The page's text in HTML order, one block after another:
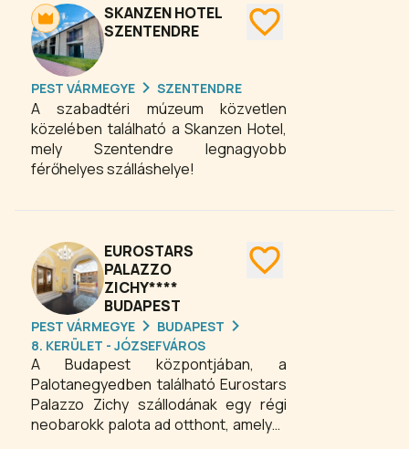
pedig gondoskodik róla, hogy minden
étkezés emlékezetes legyen
minőségi alapanyagokkal, modern
fogásokkal és valódi figyelemmel.
Közel vagyunk Budapesthez és a
repülőtérhez.
SKANZEN HOTEL
SZENTENDRE
PEST VÁRMEGYE SZENTENDRE
A szabadtéri múzeum közvetlen
közelében található a Skanzen Hotel,
mely Szentendre legnagyobb
férőhelyes szálláshelye!
EUROSTARS
PALAZZO
ZICHY****
BUDAPEST
PEST VÁRMEGYE
BUDAPEST
8. KERÜLET - JÓZSEFVÁROS
A Budapest központjában, a
Palotanegyedben található Eurostars
Palazzo Zichy szállodának egy régi
neobarokk palota ad otthont, amelyet